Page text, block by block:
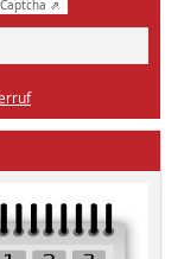
Captcha ⇗